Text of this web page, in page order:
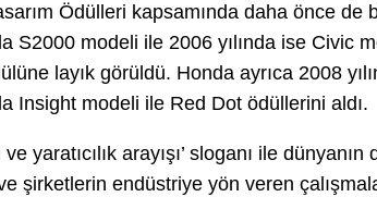
Ödülleri kapsamında daha önce
S2000 modeli ile 2006 yılında ise Civic
layık görüldü. Honda ayrıca 2008
Insight modeli ile Red Dot ödüllerini aldı.
ve yaratıcılık arayışı’ sloganı ile
şirketlerin endüstriye yön veren